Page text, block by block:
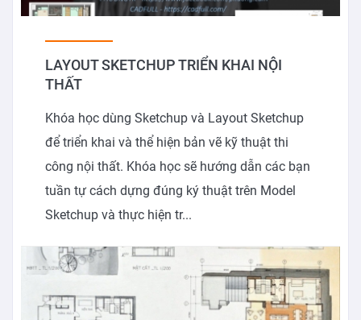
LAYOUT SKETCHUP TRIỂN KHAI NỘI
THẤT
Khóa học dùng Sketchup và Layout Sketchup
để triển khai và thể hiện bản vẽ kỹ thuật thi
công nội thất. Khóa học sẽ hướng dẫn các bạn
tuần tự cách dựng đúng ký thuật trên Model
Sketchup và thực hiện tr...